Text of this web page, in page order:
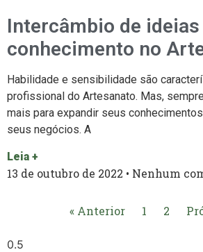
Intercâmbio de
conhecimento no
Habilidade e sensibilidade são
profissional do Artesanato. Mas,
mais para expandir seus
seus negócios. A
Leia +
13 de outubro de 2022 Nenhum
« Anterior 1 2